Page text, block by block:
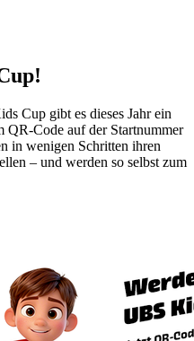
Cup gibt es dieses Jahr ein
QR-​Code auf der Startnummer
in wenigen Schritten ihren
– und werden so selbst zum